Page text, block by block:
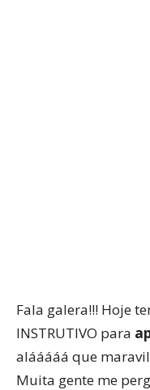
Fala galera!!! Hoje
INSTRUTIVO para
alááááá que
Muita gente me